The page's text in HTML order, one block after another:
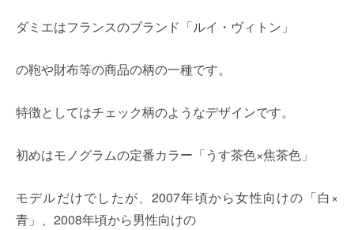
ダミエはフランスのブランド「ルイ・ヴィトン」
の鞄や財布等の商品の柄の一種です。
特徴としてはチェック柄のようなデザインです。
初めはモノグラムの定番カラー「うす茶色×焦茶色」
モデルだけでしたが、2007年頃から女性向けの「白×
青」、2008年頃から男性向けの